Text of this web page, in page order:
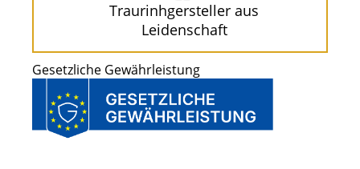
Traurinhgersteller aus
Leidenschaft
Gesetzliche Gewährleistung